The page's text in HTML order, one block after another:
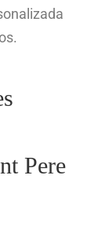
Pere